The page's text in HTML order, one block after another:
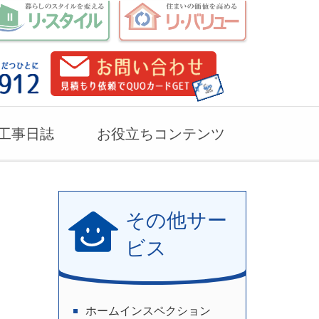
事日誌 お役立ちコンテンツ
その他サー
ビス
ホームインスペクション